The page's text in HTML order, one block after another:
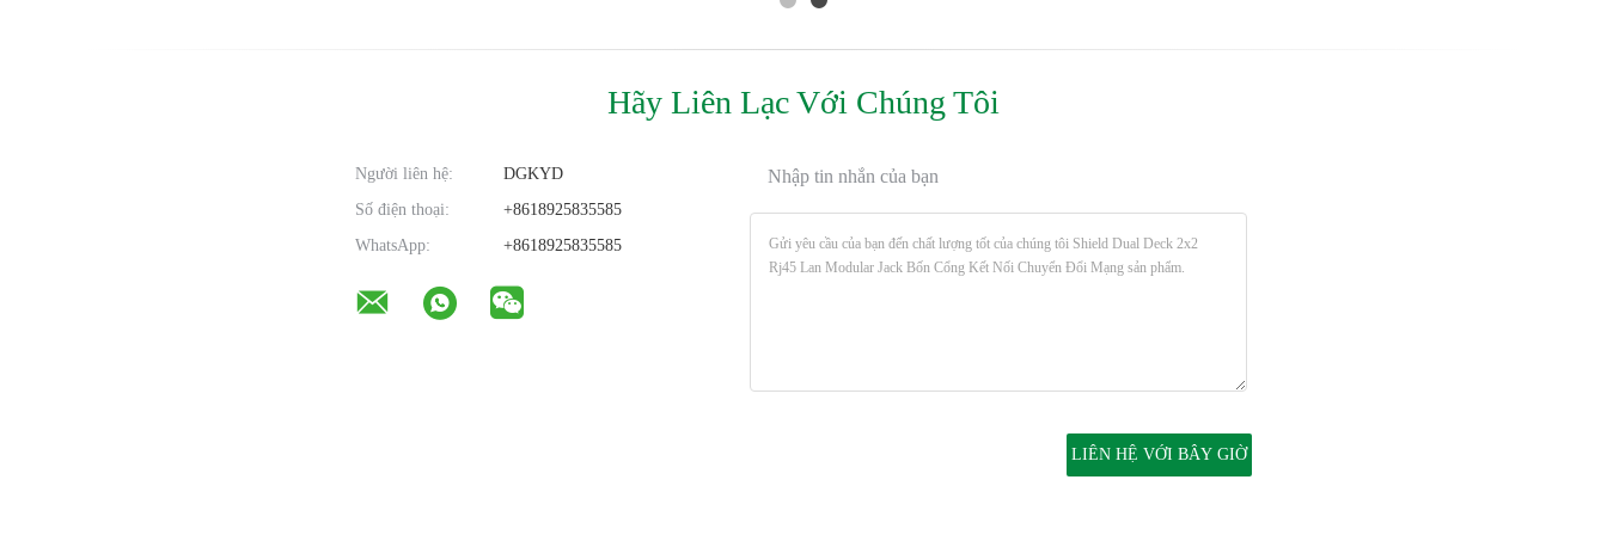
Hãy Liên Lạc Với Chúng Tôi
Người liên hệ:
DGKYD
Số điện thoại:
+8618925835585
WhatsApp:
+8618925835585
Nhập tin nhắn của bạn